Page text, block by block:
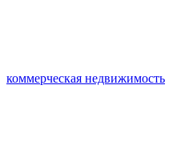
коммерческая недвижимость